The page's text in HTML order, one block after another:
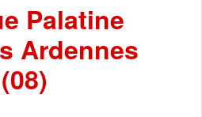
Palatine
Ardennes
(08)